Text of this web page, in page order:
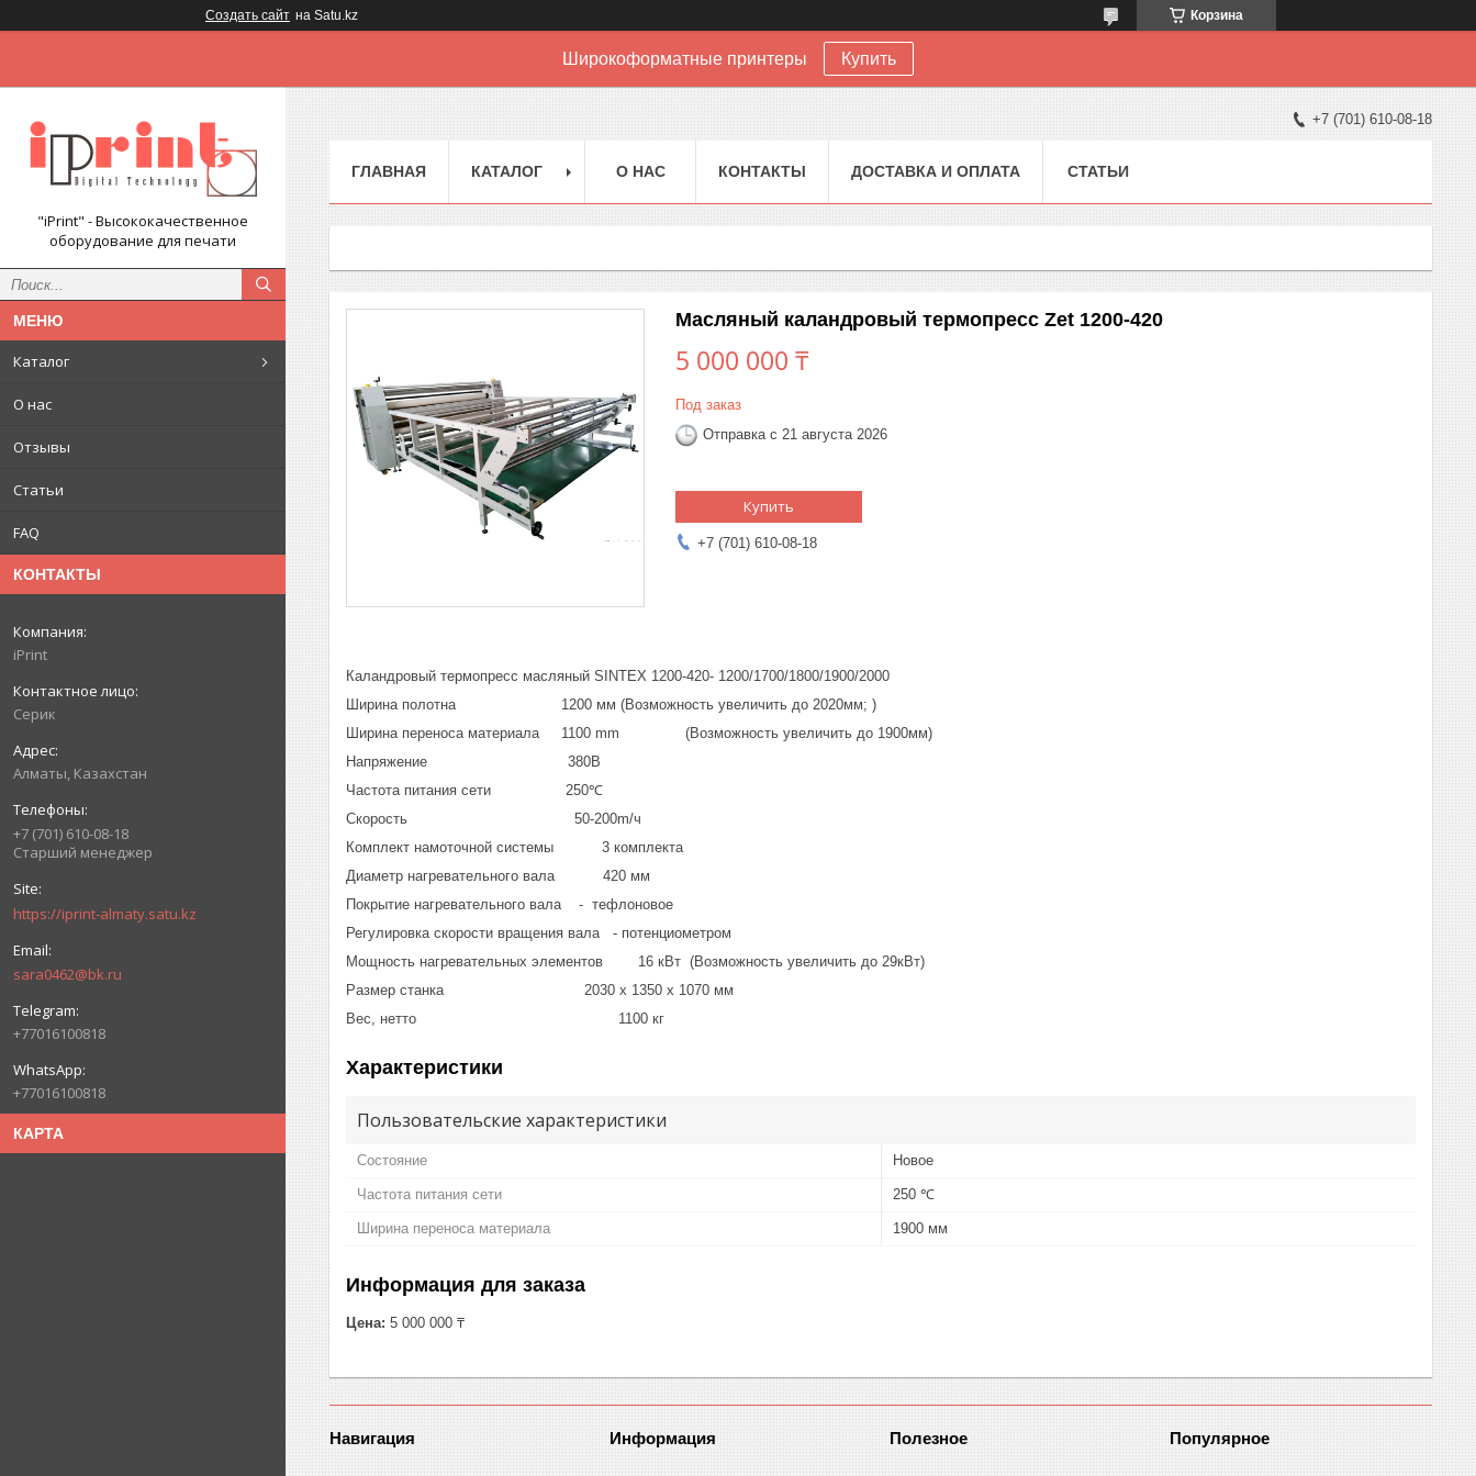
Создать сайт на Satu.kz Корзина
Широкоформатные принтеры Купить
"iPrint" - Высококачественное
оборудование для печати
Каталог
О нас
Отзывы
Статьи
FAQ
КОНТАКТЫ
iPrint
Серик
Алматы, Казахстан
+7 (701) 610-08-18
Старший менеджер
https://iprint-almaty.satu.kz
sara0462@bk.ru
+77016100818
+77016100818
КАРТА
+7 (701) 610-08-18
ГЛАВНАЯ КАТАЛОГ О НАС КОНТАКТЫ ДОСТАВКА И ОПЛАТА СТАТЬИ
Масляный каландровый термопресс Zet 1200-420
5 000 000 ₸
Под заказ
Отправка с 21 августа 2026
Купить
+7 (701) 610-08-18
Каландровый термопресс масляный SINTEX 1200-420- 1200/1700/1800/1900/2000
Ширина полотна 1200 мм (Возможность увеличить до 2020мм; )
Ширина переноса материала 1100 mm (Возможность увеличить до 1900мм)
Напряжение 380В
Частота питания сети 250℃
Скорость 50-200m/ч
Комплект намоточной системы 3 комплекта
Диаметр нагревательного вала 420 мм
Покрытие нагревательного вала - тефлоновое
Регулировка скорости вращения вала - потенциометром
Мощность нагревательных элементов 16 кВт (Возможность увеличить до 29кВт)
Размер станка 2030 x 1350 x 1070 мм
Вес, нетто 1100 кг
Характеристики
Пользовательские характеристики
Состояние Новое
Частота питания сети 250 ℃
Ширина переноса материала 1900 мм
Информация для заказа
Цена: 5 000 000 ₸
Навигация Информация Полезное Популярное